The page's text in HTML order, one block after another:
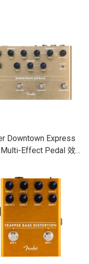
Downtown Express
Effect Pedal 效